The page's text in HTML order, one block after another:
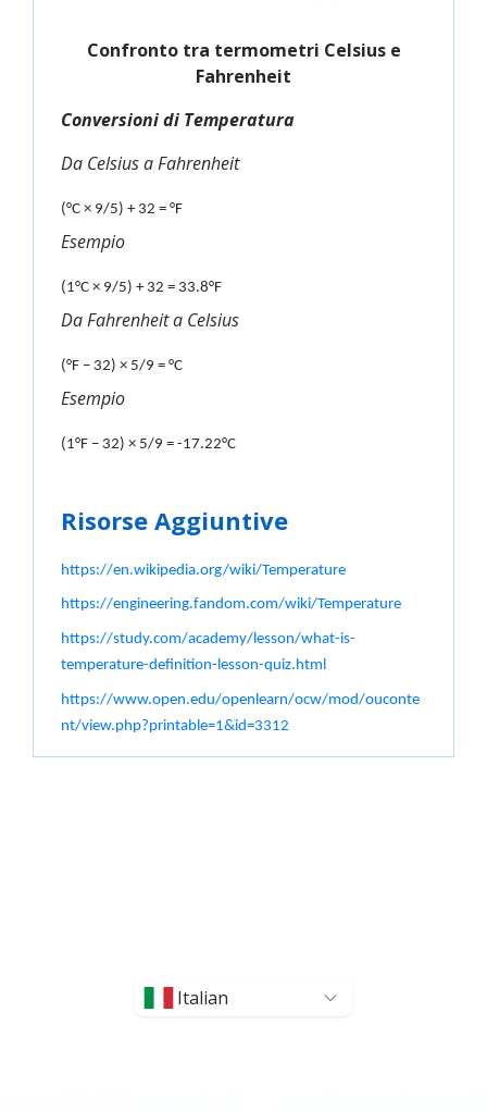
Confronto tra termometri Celsius e
Fahrenheit
Conversioni di Temperatura
Da Celsius a Fahrenheit
(°C × 9/5) + 32 = °F
Esempio
(1°C × 9/5) + 32 = 33.8°F
Da Fahrenheit a Celsius
(°F − 32) × 5/9 = °C
Esempio
(1°F − 32) × 5/9 = -17.22°C
Risorse Aggiuntive
https://en.wikipedia.org/wiki/Temperature
https://engineering.fandom.com/wiki/Temperature
https://study.com/academy/lesson/what-is-
temperature-definition-lesson-quiz.html
https://www.open.edu/openlearn/ocw/mod/ouconte
nt/view.php?printable=1&id=3312
Italian